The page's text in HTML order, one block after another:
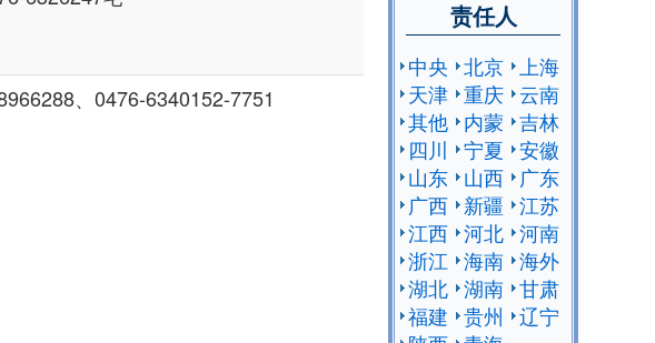
、0476-6340152-7751
责任人
中央 北京
上海
天津 重庆 云南
其他 内蒙 吉林
四川
宁夏 安徽
山东 山西
广东
广西 新疆 江苏
江西 河北 河南
浙江 海南 海外
湖北 湖南 甘肃
福建 贵州
辽宁